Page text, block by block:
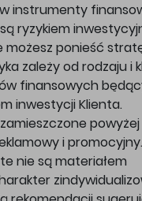
instrumenty
ryzykiem
możesz ponieść
zależy od rodzaju i
finansowych
inwestycji Klienta.
i promocyjny.
nie są materiałem